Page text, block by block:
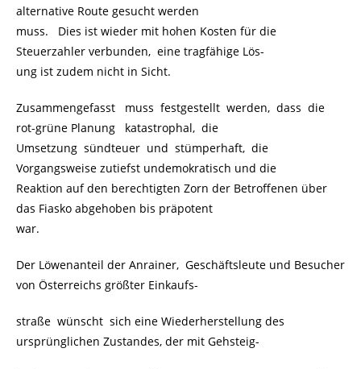
alternative Route gesucht werden
muss. Dies ist wieder mit hohen Kosten für die
Steuerzahler verbunden, eine tragfähige Lös-
ung ist zudem nicht in Sicht.
Zusammengefasst muss festgestellt werden, dass die
rot-grüne Planung katastrophal, die
Umsetzung sündteuer und stümperhaft, die
Vorgangsweise zutiefst undemokratisch und die
Reaktion auf den berechtigten Zorn der Betroffenen über
das Fiasko abgehoben bis präpotent
war.
Der Löwenanteil der Anrainer, Geschäftsleute und Besucher
von Österreichs größter Einkaufs-
straße wünscht sich eine Wiederherstellung des
ursprünglichen Zustandes, der mit Gehsteig-